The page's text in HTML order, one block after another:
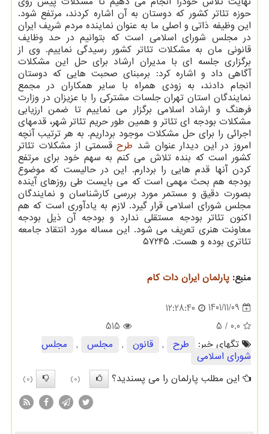
حوزه تئاتر کشور که دوستان به آن اشاره کردند، مرتفع شود.
این وظیفه ذاتی و اصلی ما به عنوان نماینده مردم شریف ایران
در مجلس شورای اسلامی است که بتوانیم در حد وظایف
قانونی مان به مشکلات تئاتر کشور رسیدگی نماییم. وی از
برگزاری جلسه ای با مدیران ارشاد برای حل این مشکلات
آگاهی داد و اشاره کرد: برمبنای صحبت هایی که دوستان
انجام دادند، به زودی همراه با سایر همکاران در مجمع
نمایندگان استان تهران جلسات مشترکی را با عزیزان در وزارت
فرهنگ و ارشاد اسلامی برگزار می نماییم تا ضمن ارزیابی
مشکلات بودجه ای تئاتر و همین طور حریم تئاتر شهر، قدمهای
اجرائی را برای حل مشکلات موجود برداریم. به هر ترتیب آنچه
امروز در این دیدار عنوان شد طرحقسمتی از مشکلات تئاتر
کشور است که بنده تلاش می کنم به سهم خود برای مرتفع
کردن آنها قدم هایی را بردارم. این در حالیست که موضوع
بودجه هم بحث مهمی است که می بایست طی روزهای آینده
بصورت دقیق و مستمر مورد بررسی کارشناسان و نمایندگان
مجلس شورای اسلامی قرار گیرد. لازم به یادآوری است که هم
اکنون تئاتر بودجه مستقلی ندارد و بودجه آن ذیل بودجه
معاونت هنری تعریف می شود. این مساله مورد انتقاد جامعه
تئاتری بوده و هست. ۵۷۲۴۵
منبع: پارلمان ایران دات كام
1401/11/09
12:28:40
0.0
/ 5
515
تگهای خبر:
طرح , قانون , مجلس ,
مجلس
شورای اسلامی
این مطلب پارلمان را می پسندید؟
(0)
(0)